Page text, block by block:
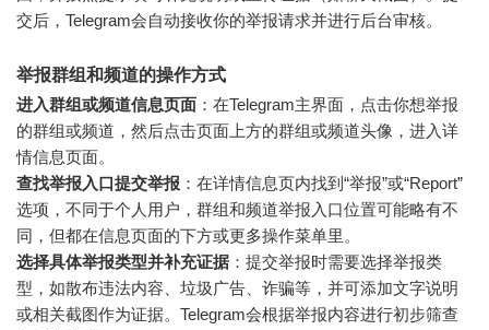
交后，Telegram会自动接收你的举报请求并进行后台审核。
举报群组和频道的操作方式
进入群组或频道信息页面 ：在Telegram主界面，点击你想举报
的群组或频道，然后点击页面上方的群组或频道头像，进入详
情信息页面。
查找举报入口提交举报 ：在详情信息页内找到“举报”或“Report”
选项，不同于个人用户，群组和频道举报入口位置可能略有不
同，但都在信息页面的下方或更多操作菜单里。
选择具体举报类型并补充证据 ：提交举报时需要选择举报类
型，如散布违法内容、垃圾广告、诈骗等，并可添加文字说明
或相关截图作为证据。Telegram会根据举报内容进行初步筛查